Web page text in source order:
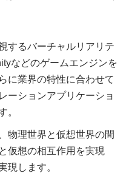
するバーチャルリアリテ
などのゲームエンジンを
に業界の特性に合わせて
ーションアプリケーショ
。
物理世界と仮想世界の間
仮想の相互作用を実現
現します。